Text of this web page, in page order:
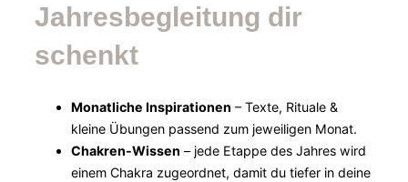
Jahresbegleitung dir
schenkt
Monatliche Inspirationen – Texte, Rituale &
kleine Übungen passend zum jeweiligen Monat.
Chakren-Wissen – jede Etappe des Jahres wird
einem Chakra zugeordnet, damit du tiefer in deine